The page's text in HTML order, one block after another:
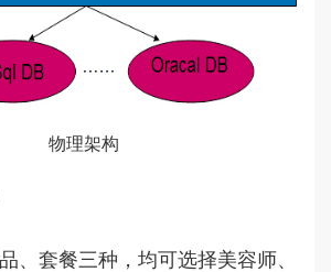
物理架构
、套餐三种，均可选择美容师、